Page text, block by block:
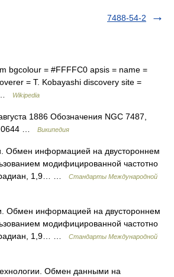
7488-54-2
bgcolour = #FFFFC0 apsis = name =
= T. Kobayashi discovery site =
…
Wikipedia
1886 Обозначения NGC 7487,
…
Википедия
Обмен информацией на двустороннем
модифицированной частотно
радиан, 1,9… …
Стандарты Международной
Обмен информацией на двустороннем
модифицированной частотно
радиан, 1,9… …
Стандарты Международной
Обмен данными на